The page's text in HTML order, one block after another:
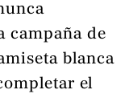
campaña de
blanca
el